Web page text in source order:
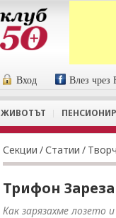
Вход Влез чрез
ЖИВОТЪТ
Секции /Статии /
Трифон
Как зарязахме лозето